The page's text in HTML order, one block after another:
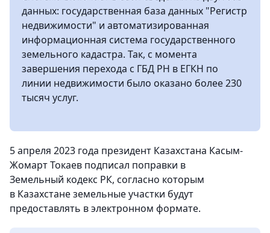
данных: государственная база данных "Регистр
недвижимости" и автоматизированная
информационная система государственного
земельного кадастра. Так, с момента
завершения перехода с ГБД РН в ЕГКН по
линии недвижимости было оказано более 230
тысяч услуг.
5 апреля 2023 года президент Казахстана Касым-
Жомарт Токаев подписал поправки в
Земельный кодекс РК, согласно которым
в Казахстане земельные участки будут
предоставлять в электронном формате.